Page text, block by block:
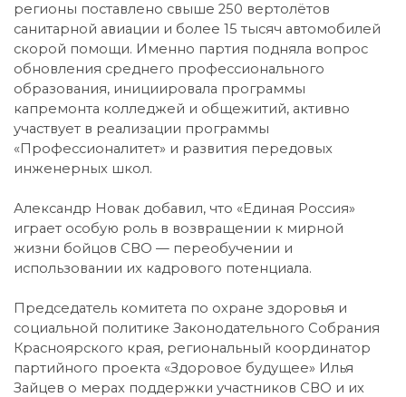
регионы поставлено свыше 250 вертолётов
санитарной авиации и более 15 тысяч автомобилей
скорой помощи. Именно партия подняла вопрос
обновления среднего профессионального
образования, инициировала программы
капремонта колледжей и общежитий, активно
участвует в реализации программы
«Профессионалитет» и развития передовых
инженерных школ.
Александр Новак добавил, что «Единая Россия»
играет особую роль в возвращении к мирной
жизни бойцов СВО — переобучении и
использовании их кадрового потенциала.
Председатель комитета по охране здоровья и
социальной политике Законодательного Собрания
Красноярского края, региональный координатор
партийного проекта «Здоровое будущее» Илья
Зайцев о мерах поддержки участников СВО и их